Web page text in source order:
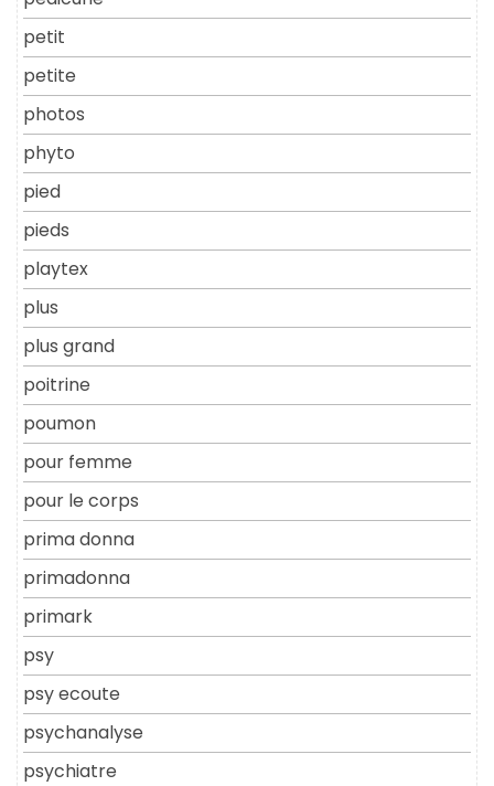
petit
petite
photos
phyto
pied
pieds
playtex
plus
plus grand
poitrine
poumon
pour femme
pour le corps
prima donna
primadonna
primark
psy
psy ecoute
psychanalyse
psychiatre